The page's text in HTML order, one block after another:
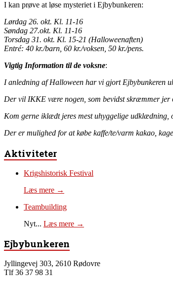
I kan prøve at løse mysteriet i Ejbybunkeren:
Lørdag 26. okt. Kl. 11-16
Søndag 27.okt. Kl. 11-16
Torsdag 31. okt. Kl. 15-21 (Halloweenaften)
Entré: 40 kr./barn, 60 kr./voksen, 50 kr./pens.
Vigtig Information til de voksne:
I anledning af Halloween har vi gjort Ejbybunkeren
Der vil IKKE være nogen, som bevidst skræmmer jer
Kom gerne iklædt jeres mest uhyggelige udklædning,
Der er mulighed for at købe kaffe/te/varm kakao,
Aktiviteter
Krigshistorisk Festival
Læs mere →
Teambuilding
Nyt... Læs mere →
Ejbybunkeren
Jyllingevej 303, 2610 Rødovre
Tlf 36 37 98 31